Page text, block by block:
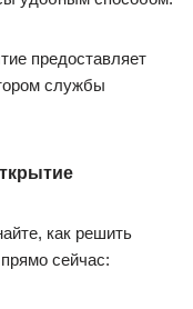
предоставляет
службы
как решить
сейчас: